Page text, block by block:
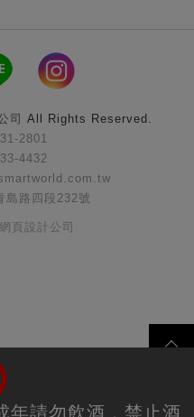
年請勿飲酒，禁止酒
司
All Rights Reserved.
2801
4432
島路四段232號
頁設計公司